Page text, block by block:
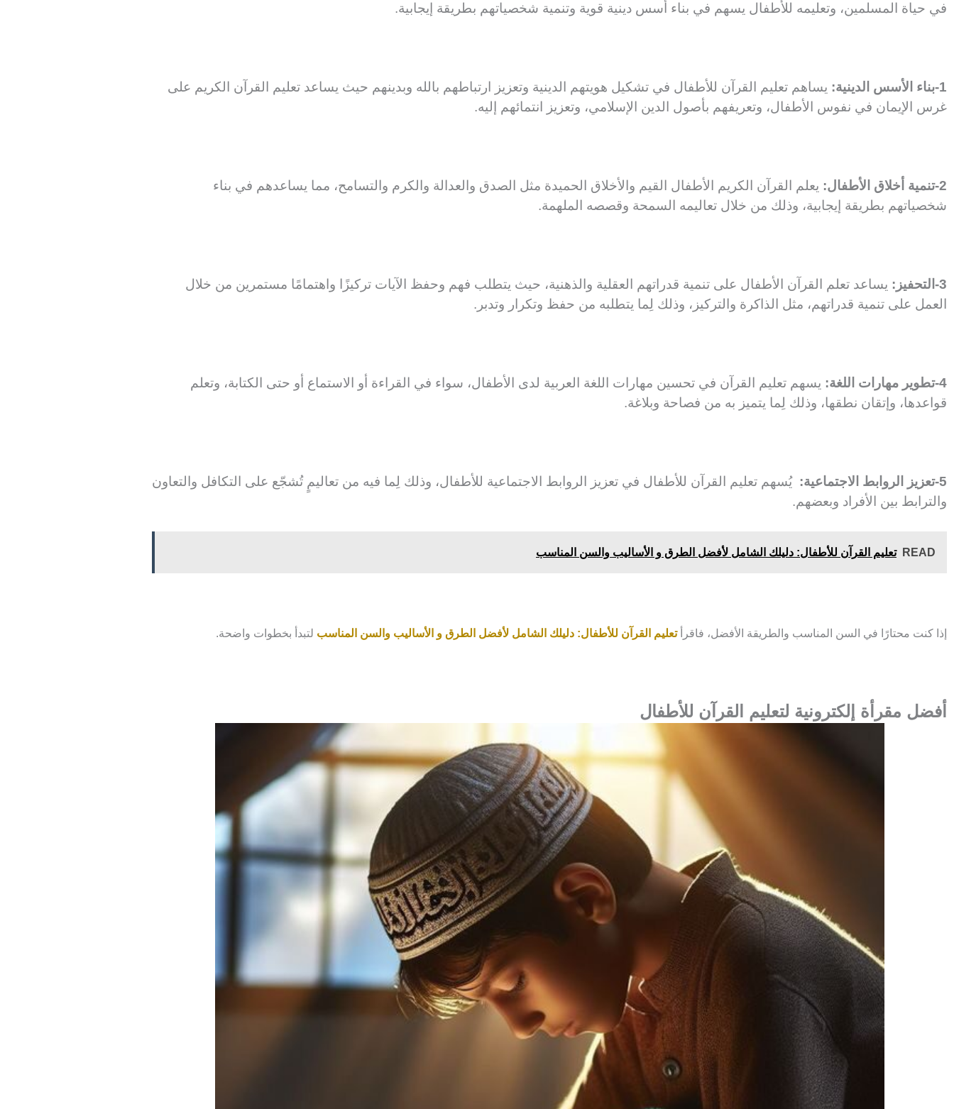
في حياة المسلمين، وتعليمه للأطفال يسهم في بناء أسس دينية قوية وتنمية شخصياتهم بطريقة إيجابية.
1-بناء الأسس الدينية:
يساهم تعليم القرآن للأطفال في تشكيل هويتهم الدينية وتعزيز ارتباطهم بالله وبدينهم حيث يساعد تعليم القرآن الكريم على
غرس الإيمان في نفوس الأطفال، وتعريفهم بأصول الدين الإسلامي، وتعزيز انتمائهم إليه.
2-تنمية أخلاق الأطفال:
يعلم القرآن الكريم الأطفال القيم والأخلاق الحميدة مثل الصدق والعدالة والكرم والتسامح، مما يساعدهم في بناء
شخصياتهم بطريقة إيجابية، وذلك من خلال تعاليمه السمحة وقصصه الملهمة.
3-التحفيز:
يساعد تعلم القرآن الأطفال على تنمية قدراتهم العقلية والذهنية، حيث يتطلب فهم وحفظ الآيات تركيزًا واهتمامًا مستمرين من خلال
العمل على تنمية قدراتهم، مثل الذاكرة والتركيز، وذلك لِما يتطلبه من حفظ وتكرار وتدبر.
4-تطوير مهارات اللغة:
يسهم تعليم القرآن في تحسين مهارات اللغة العربية لدى الأطفال، سواء في القراءة أو الاستماع أو حتى الكتابة، وتعلم
قواعدها، وإتقان نطقها، وذلك لِما يتميز به من فصاحة وبلاغة.
5-تعزيز الروابط الاجتماعية:
يُسهم تعليم القرآن للأطفال في تعزيز الروابط الاجتماعية للأطفال، وذلك لِما فيه من تعاليمٍ تُشجّع على التكافل والتعاون
والترابط بين الأفراد وبعضهم.
READ تعليم القرآن للأطفال: دليلك الشامل لأفضل الطرق و الأساليب والسن المناسب
إذا كنت محتارًا في السن المناسب والطريقة الأفضل، فاقرأتعليم القرآن للأطفال: دليلك الشامل لأفضل الطرق و الأساليب والسن المناسب لتبدأ بخطوات واضحة.
أفضل مقرأة إلكترونية لتعليم القرآن للأطفال